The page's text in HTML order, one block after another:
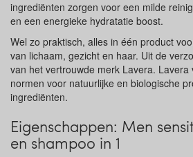
ingrediënten zorgen voor een milde
en een energieke hydratatie boost.
Wel zo praktisch, alles in één product
van lichaam, gezicht en haar. Uit de
van het vertrouwde merk Lavera.
normen voor natuurlijke en biologische
ingrediënten.
Eigenschappen: Men
en shampoo in 1